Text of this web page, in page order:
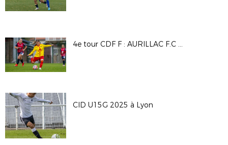
4e tour CDF F : AURILLAC F.C - A.S SAINT PRIEST
CID U15G 2025 à Lyon